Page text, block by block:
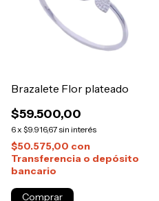
Brazalete Flor plateado
$59.500,00
6 x $9.916,67sin interés
$50.575,00 con
Transferencia o depósito
bancario